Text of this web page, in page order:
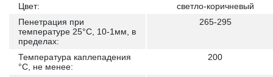
Цвет:
светло-коричневый
Пенетрация при
температуре 25°С, 10-1мм, в
пределах:
265-295
Температура каплепадения
°С, не менее:
200